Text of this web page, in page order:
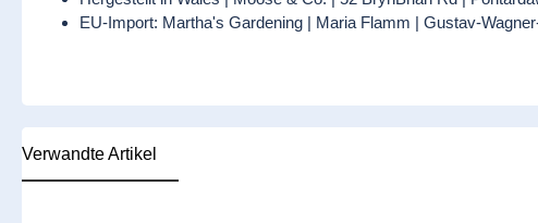
EU-Import: Martha's Gardening | Maria Flamm | Gustav-
Verwandte Artikel